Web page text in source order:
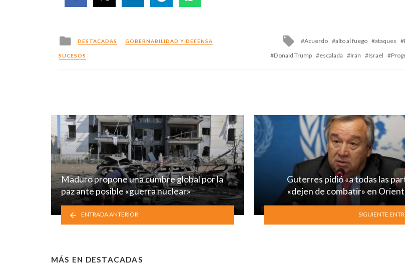
Posted
in
DESTACADAS GOBERNABILIDAD Y DEFENSA
SUCESOS
Tagged
Acuerdo alto al fuego ataques
Donald Trump
escalada Irán Israel
Maduro propone una cumbre global por la
paz ante posible «guerra nuclear»
ENTRADA ANTERIOR
Guterres pidió «a todas las
«dejen de combatir» en
SIGUIENTE
MÁS EN DESTACADAS